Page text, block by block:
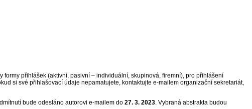
přihlášek (aktivní, pasivní – individuální, skupinová, firemní), pro přihlášení
si své přihlašovací údaje nepamatujete, kontaktujte e-mailem organizační sekretariát,
bude odesláno autorovi e-mailem do 27. 3. 2023. Vybraná abstrakta budou